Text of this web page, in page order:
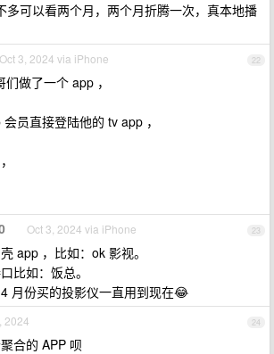
多可以看两个月，两个月折腾一次，真本地播
22
Oct 3, 2024 via iPhone
做了一个 app ，
员直接登陆他的 tv app ，
23
Oct 3, 2024 via iPhone
app ，比如：ok 影视。
比如：饭总。
月份买的投影仪一直用到现在😂
24
2024
合的 APP 呗